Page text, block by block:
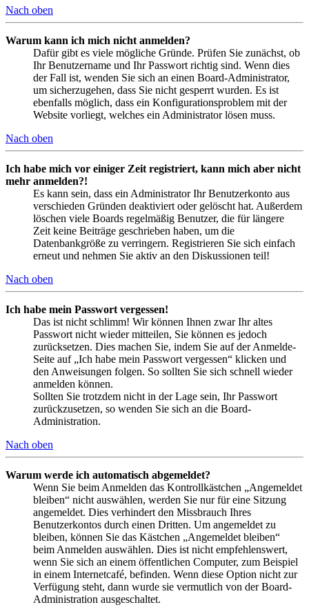
Nach oben
Warum kann ich mich nicht anmelden?
Dafür gibt es viele mögliche Gründe. Prüfen Sie zunächst, ob
Ihr Benutzername und Ihr Passwort richtig sind. Wenn dies
der Fall ist, wenden Sie sich an einen Board-Administrator,
um sicherzugehen, dass Sie nicht gesperrt wurden. Es ist
ebenfalls möglich, dass ein Konfigurationsproblem mit der
Website vorliegt, welches ein Administrator lösen muss.
Nach oben
Ich habe mich vor einiger Zeit registriert, kann mich aber nicht
mehr anmelden?!
Es kann sein, dass ein Administrator Ihr Benutzerkonto aus
verschieden Gründen deaktiviert oder gelöscht hat. Außerdem
löschen viele Boards regelmäßig Benutzer, die für längere
Zeit keine Beiträge geschrieben haben, um die
Datenbankgröße zu verringern. Registrieren Sie sich einfach
erneut und nehmen Sie aktiv an den Diskussionen teil!
Nach oben
Ich habe mein Passwort vergessen!
Das ist nicht schlimm! Wir können Ihnen zwar Ihr altes
Passwort nicht wieder mitteilen, Sie können es jedoch
zurücksetzen. Dies machen Sie, indem Sie auf der Anmelde-
Seite auf „Ich habe mein Passwort vergessen“ klicken und
den Anweisungen folgen. So sollten Sie sich schnell wieder
anmelden können.
Sollten Sie trotzdem nicht in der Lage sein, Ihr Passwort
zurückzusetzen, so wenden Sie sich an die Board-
Administration.
Nach oben
Warum werde ich automatisch abgemeldet?
Wenn Sie beim Anmelden das Kontrollkästchen „Angemeldet
bleiben“ nicht auswählen, werden Sie nur für eine Sitzung
angemeldet. Dies verhindert den Missbrauch Ihres
Benutzerkontos durch einen Dritten. Um angemeldet zu
bleiben, können Sie das Kästchen „Angemeldet bleiben“
beim Anmelden auswählen. Dies ist nicht empfehlenswert,
wenn Sie sich an einem öffentlichen Computer, zum Beispiel
in einem Internetcafé, befinden. Wenn diese Option nicht zur
Verfügung steht, dann wurde sie vermutlich von der Board-
Administration ausgeschaltet.